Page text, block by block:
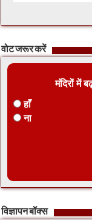
वोट जरूर करें
मंदिरों में
हाँ
ना
विज्ञापन बॉक्स